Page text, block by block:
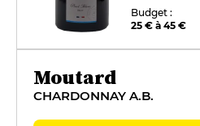
Budget :
25 € à 45 €
Moutard
CHARDONNAY A.B.